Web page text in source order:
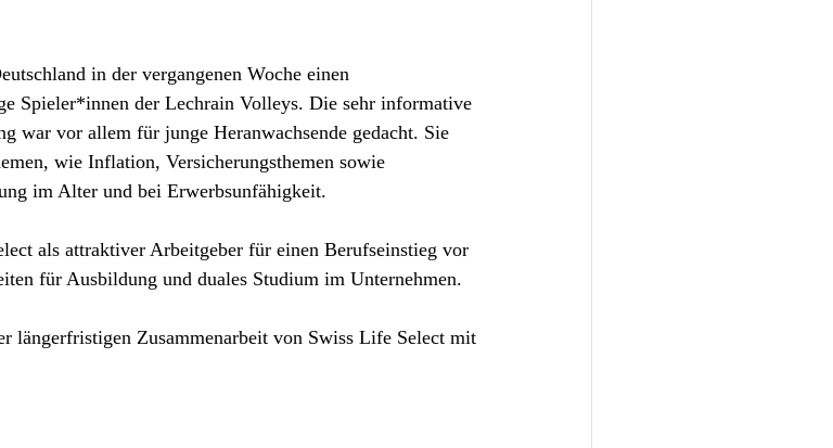
in der vergangenen Woche einen
Spieler*innen der Lechrain Volleys. Die sehr informative
war vor allem für junge Heranwachsende gedacht. Sie
wie Inflation, Versicherungsthemen sowie
im Alter und bei Erwerbsunfähigkeit.
als attraktiver Arbeitgeber für einen Berufseinstieg vor
für Ausbildung und duales Studium im Unternehmen.
längerfristigen Zusammenarbeit von Swiss Life Select mit